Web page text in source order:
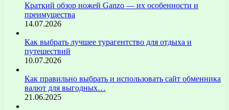
Краткий обзор ножей Ganzo — их особенности и
преимущества
14.07.2026
Как выбрать лучшее турагентство для отдыха и
путешествий
10.07.2026
Как правильно выбрать и использовать сайт обменника
валют для выгодных…
21.06.2025